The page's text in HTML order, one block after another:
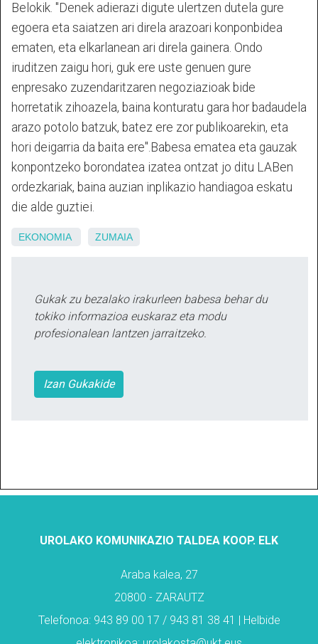
Belokik. "Denek adierazi digute ulertzen dutela gure
egoera eta saiatzen ari direla arazoari konponbidea
ematen, eta elkarlanean ari direla gainera. Ondo
iruditzen zaigu hori, guk ere uste genuen gure
enpresako zuzendaritzaren negoziazioak bide
horretatik zihoazela, baina konturatu gara hor badaudela
arazo potolo batzuk, batez ere zor publikoarekin, eta
hori deigarria da baita ere".Babesa ematea eta gauzak
konpontzeko borondatea izatea ontzat jo ditu LABen
ordezkariak, baina auzian inplikazio handiagoa eskatu
die alde guztiei.
EKONOMIA ZUMAIA
Gukak zu bezalako irakurleen babesa behar du
tokiko informazioa euskaraz eta modu
profesionalean lantzen jarraitzeko.
Izan Gukakide
UROLAKO KOMUNIKAZIO TALDEA KOOP. ELK
Araba kalea, 27
20800 - ZARAUTZ
Telefonoa: 943 89 00 17 / 943 81 38 41 | Helbide